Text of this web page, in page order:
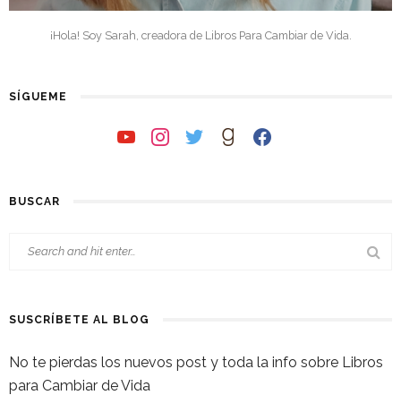
¡Hola! Soy Sarah, creadora de Libros Para Cambiar de Vida.
SÍGUEME
youtubeinstagramtwittergoodreadsfacebook
BUSCAR
SUSCRÍBETE AL BLOG
No te pierdas los nuevos post y toda la info sobre Libros
para Cambiar de Vida